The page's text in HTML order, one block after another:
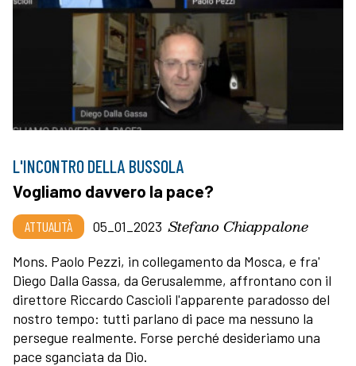
L'INCONTRO DELLA BUSSOLA
Vogliamo davvero la pace?
ATTUALITÀ 05_01_2023 Stefano Chiappalone
Mons. Paolo Pezzi, in collegamento da Mosca, e fra'
Diego Dalla Gassa, da Gerusalemme, affrontano con il
direttore Riccardo Cascioli l'apparente paradosso del
nostro tempo: tutti parlano di pace ma nessuno la
persegue realmente. Forse perché desideriamo una
pace sganciata da Dio.